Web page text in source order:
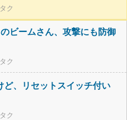
ク
ビームさん、攻撃にも防御
ク
ど、リセットスイッチ付い
ク